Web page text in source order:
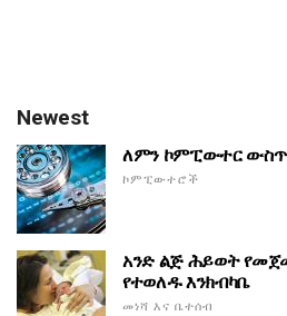
Newest
ለምን ኮምፒውተር ውስጥ
ኮምፒውተሮች
አንድ ልጅ ሕይወት
የተወለዱ እንክብካቤ
መነሻ እና ቤተሰብ